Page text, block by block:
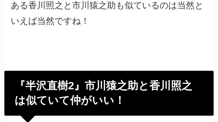
ある香川照之と市川猿之助も似ているのは当然と
いえば当然ですね！
『半沢直樹2』市川猿之助と香川照之
は似ていて仲がいい！